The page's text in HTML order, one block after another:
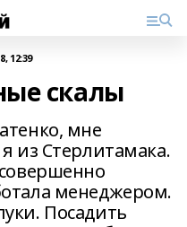
12:39
скалы
мне
из Стерлитамака.
менеджером.
Посадить